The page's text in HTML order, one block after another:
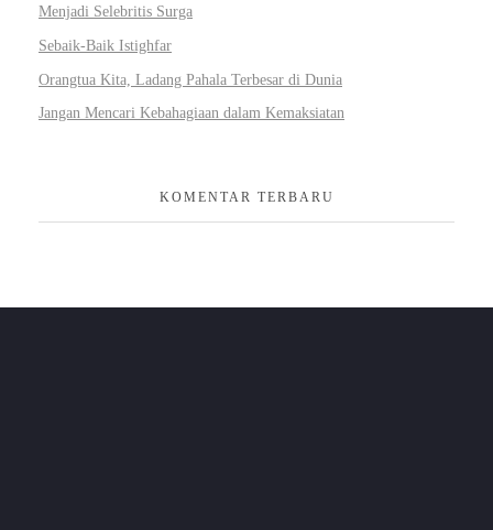
Menjadi Selebritis Surga
Sebaik-Baik Istighfar
Orangtua Kita, Ladang Pahala Terbesar di Dunia
Jangan Mencari Kebahagiaan dalam Kemaksiatan
KOMENTAR TERBARU